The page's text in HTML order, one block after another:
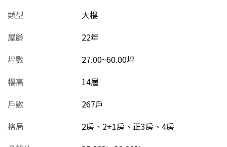
類型
大樓
屋齡
22年
坪數
27.00~60.00坪
樓高
14層
戶數
267戶
格局
2房、2+1房、正3房、4房